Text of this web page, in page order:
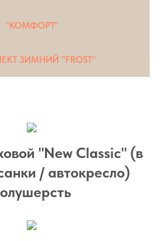
"КОМФОРТ"
ЗИМНИЙ "FROST"
"New Classic" (в
/ автокресло)